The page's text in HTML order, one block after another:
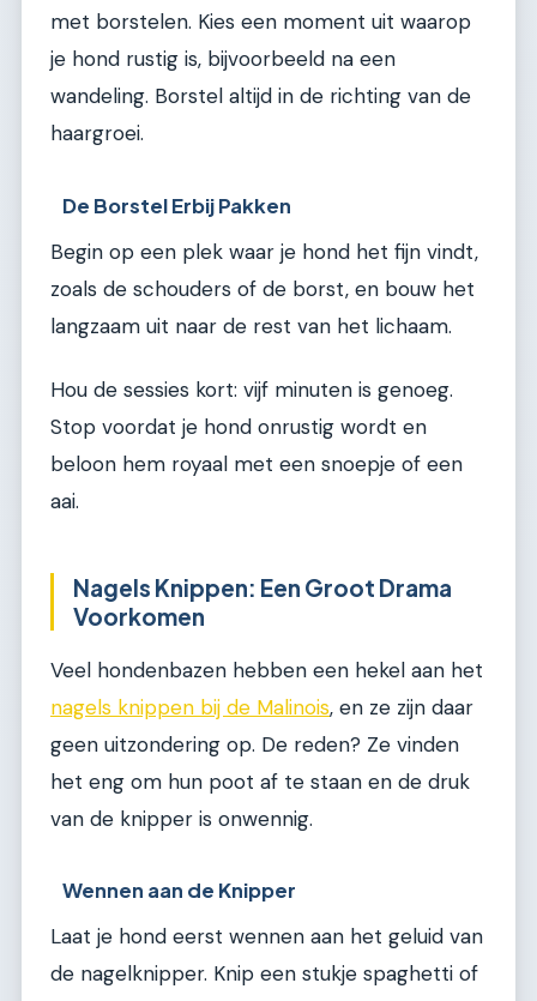
met borstelen. Kies een moment uit waarop
je hond rustig is, bijvoorbeeld na een
wandeling. Borstel altijd in de richting van de
haargroei.
De Borstel Erbij Pakken
Begin op een plek waar je hond het fijn vindt,
zoals de schouders of de borst, en bouw het
langzaam uit naar de rest van het lichaam.
Hou de sessies kort: vijf minuten is genoeg.
Stop voordat je hond onrustig wordt en
beloon hem royaal met een snoepje of een
aai.
Nagels Knippen: Een Groot Drama
Voorkomen
Veel hondenbazen hebben een hekel aan het
nagels knippen bij de Malinois, en ze zijn daar
geen uitzondering op. De reden? Ze vinden
het eng om hun poot af te staan en de druk
van de knipper is onwennig.
Wennen aan de Knipper
Laat je hond eerst wennen aan het geluid van
de nagelknipper. Knip een stukje spaghetti of